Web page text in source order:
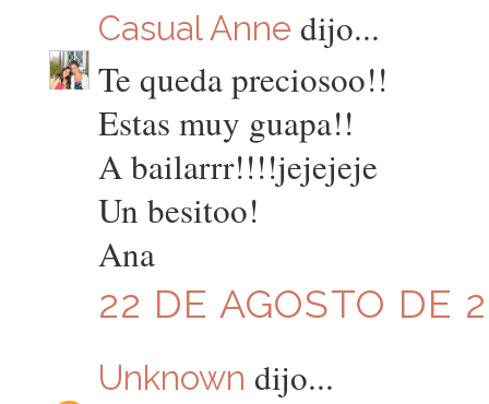
Casual Anne dijo...
Te queda preciosoo!!
Estas muy guapa!!
A bailarrr!!!!jejejeje
Un besitoo!
Ana
22 DE AGOSTO DE
Unknown dijo...